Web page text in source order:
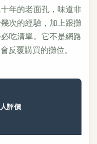
年的老面孔，味道非
次的經驗，加上跟攤
吃清單。它不是網路
反覆購買的攤位。
評價